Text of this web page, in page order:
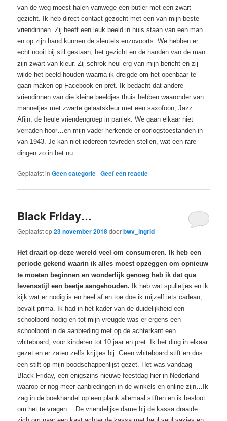
van de weg moest halen vanwege een butler met een zwart
gezicht. Ik heb direct contact gezocht met een van mijn beste
vriendinnen. Zij heeft een leuk beeld in huis staan van een man
en op zijn hand kunnen de sleutels enzovoorts. We hebben er
echt nooit bij stil gestaan, het gezicht en de handen van de man
zijn zwart van kleur. Zij schrok heul erg van mijn bericht en zij
wilde het beeld houden waarna ik dreigde om het openbaar te
gaan maken op Facebook en pret. Ik bedacht dat andere
vriendinnen van die kleine beeldjes thuis hebben waaronder van
mannetjes met zwarte gelaatskleur met een saxofoon, Jazz.
Afijn, de heule vriendengroep in paniek. We gaan elkaar niet
verraden hoor…en mijn vader herkende er oorlogstoestanden in
van 1943. Je kan niet iedereen tevreden stellen, wat een rare
dingen zo in het nu…
Geplaatst in Geen categorie |Geef een reactie
Black Friday…
Geplaatst op23 november 2018doorbwv_ingrid
Het draait op deze wereld veel om consumeren. Ik heb een
periode gekend waarin ik alles moest opzeggen om opnieuw
te moeten beginnen en wonderlijk genoeg heb ik dat qua
levensstijl een beetje aangehouden. Ik heb wat spulletjes en ik
kijk wat er nodig is en heel af en toe doe ik mijzelf iets cadeau,
bevalt prima. Ik had in het kader van de duidelijkheid een
schoolbord nodig en tot mijn vreugde was er ergens een
schoolbord in de aanbieding met op de achterkant een
whiteboard, voor kinderen tot 10 jaar en pret. Ik het ding in elkaar
gezet en er zaten zelfs krijtjes bij. Geen whiteboard stift en dus
een stift op mijn boodschappenlijst gezet. Het was vandaag
Black Friday, een enigszins nieuwe feestdag hier in Nederland
waarop er nog meer aanbiedingen in de winkels en online zijn…Ik
zag in de boekhandel op een plank allemaal stiften en ik besloot
om het te vragen… De vriendelijke dame bij de kassa draaide